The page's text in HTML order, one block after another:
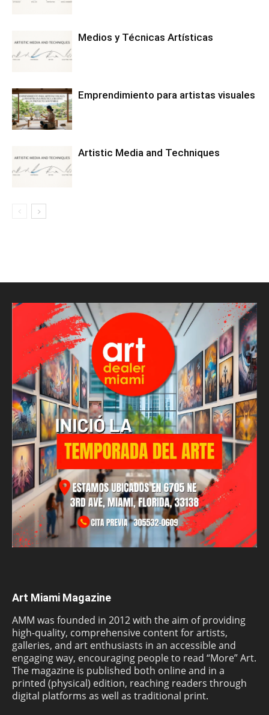
Medios y Técnicas Artísticas
Emprendimiento para artistas visuales
Artistic Media and Techniques
Art Miami Magazine
AMM was founded in 2012 with the aim of providing
high-quality, comprehensive content for artists,
galleries, and art enthusiasts in an accessible and
engaging way, encouraging people to read “More” Art.
The magazine is published both online and in a
printed (physical) edition, reaching readers through
digital platforms as well as traditional print.